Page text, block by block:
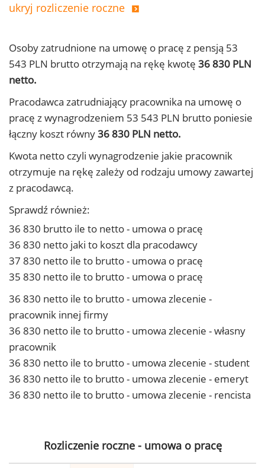
ukryj rozliczenie roczne
Osoby zatrudnione na umowę o pracę z pensją 53
543 PLN brutto otrzymają na rękę kwotę 36 830 PLN
netto.
Pracodawca zatrudniający pracownika na umowę o
pracę z wynagrodzeniem 53 543 PLN brutto poniesie
łączny koszt równy36 830 PLN netto.
Kwota netto czyli wynagrodzenie jakie pracownik
otrzymuje na rękę zależy od rodzaju umowy zawartej
z pracodawcą.
Sprawdź również:
36 830 brutto ile to netto - umowa o pracę
36 830 netto jaki to koszt dla pracodawcy
37 830 netto ile to brutto - umowa o pracę
35 830 netto ile to brutto - umowa o pracę
36 830 netto ile to brutto - umowa zlecenie -
pracownik innej firmy
36 830 netto ile to brutto - umowa zlecenie - własny
pracownik
36 830 netto ile to brutto - umowa zlecenie - student
36 830 netto ile to brutto - umowa zlecenie - emeryt
36 830 netto ile to brutto - umowa zlecenie - rencista
Rozliczenie roczne - umowa o pracę